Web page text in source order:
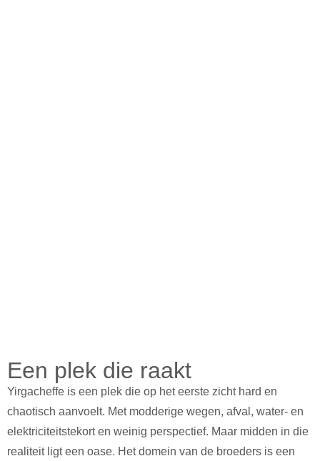
Een plek die raakt
Yirgacheffe is een plek die op het eerste zicht hard en
chaotisch aanvoelt. Met modderige wegen, afval, water- en
elektriciteitstekort en weinig perspectief. Maar midden in die
realiteit ligt een oase. Het domein van de broeders is een